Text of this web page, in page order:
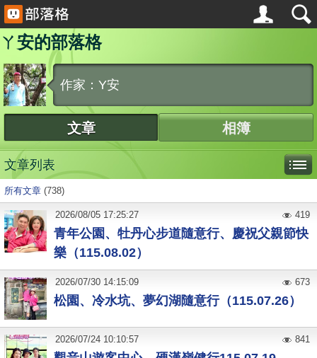
ㄚ安的部落格
作家：Y安
文章 相簿
文章列表
所有文章 (738)
青年公園、牡丹心步道隨意行、慶祝父親節快
樂（115.08.02）
2026/08/05 17:25:27 419
松園、冷水坑、夢幻湖隨意行（115.07.26）
2026/07/30 14:15:09 673
2026/07/24 10:10:57 841